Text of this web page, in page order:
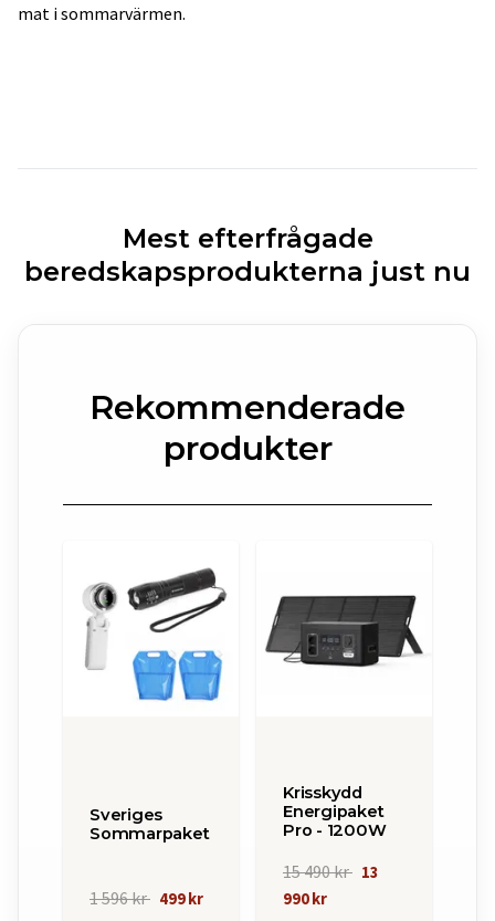
mat i sommarvärmen.
Mest efterfrågade
beredskapsprodukterna just nu
Rekommenderade
produkter
Sveriges
Sommarpaket
1 596 kr 499 kr
Krisskydd
Energipaket
Pro - 1200W
15 490 kr 13
990 kr